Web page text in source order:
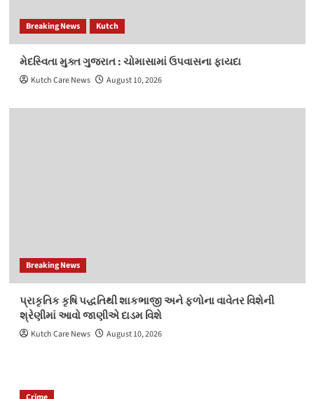
Breaking News Kutch
મેદસ્વિતા મુક્ત ગુજરાત : ચોમાસામાં ઉપવાસના ફાયદા
Kutch Care News August 10, 2026
Breaking News
પ્રાકૃતિક કૃષિ પદ્ધતિથી શાકભાજી અને ફળોના વાવેતર વિશેની
શ્રેણીમાં આવો જાણીએ દાડમ વિશે
Kutch Care News August 10, 2026